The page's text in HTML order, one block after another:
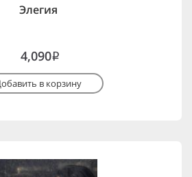
Элегия
4,090i
в корзину